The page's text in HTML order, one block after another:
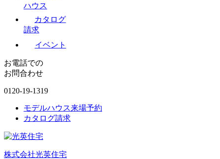
ハウス
カタログ
請求
イベント
お電話での
お問合わせ
0120-19-1319
モデルハウス来場予約
カタログ請求
株式会社光英住宅